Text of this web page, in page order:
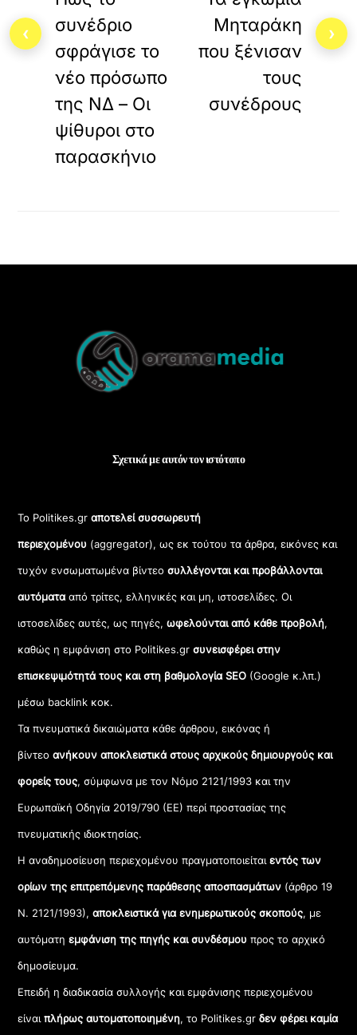
συνέδριο
σφράγισε το
νέο πρόσωπο
της ΝΔ – Οι
ψίθυροι στο
παρασκήνιο
Μηταράκη
που ξένισαν
τους
συνέδρους
Top
Σχετικά με αυτόν τον ιστότοπο
Το Politikes.grαποτελεί συσσωρευτή
περιεχομένου (aggregator), ως εκ τούτου τα άρθρα, εικόνες και
τυχόν ενσωματωμένα βίντεοσυλλέγονται και προβάλλονται
αυτόματααπό τρίτες, ελληνικές και μη, ιστοσελίδες. Οι
ιστοσελίδες αυτές, ως πηγές,ωφελούνται από κάθε προβολή,
καθώς η εμφάνιση στο Politikes.gr συνεισφέρει στην
επισκεψιμότητά τους και στη βαθμολογία SEO (Google κ.λπ.)
μέσω backlink κοκ.
Τα πνευματικά δικαιώματα κάθε άρθρου, εικόνας ή
βίντεοανήκουν αποκλειστικά στους αρχικούς δημιουργούς και
φορείς τους, σύμφωνα με τον Νόμο 2121/1993 και την
Ευρωπαϊκή Οδηγία 2019/790 (ΕΕ) περί προστασίας της
πνευματικής ιδιοκτησίας.
Η αναδημοσίευση περιεχομένου πραγματοποιείταιεντός των
ορίων της επιτρεπόμενης παράθεσης αποσπασμάτων (άρθρο 19
Ν. 2121/1993), αποκλειστικά για ενημερωτικούς σκοπούς, με
αυτόματηεμφάνιση της πηγής και συνδέσμου προς το αρχικό
δημοσίευμα.
Επειδή η διαδικασία συλλογής και εμφάνισης περιεχομένου
είναιπλήρως αυτοματοποιημένη, το Politikes.grδεν φέρει καμία
‹ ›